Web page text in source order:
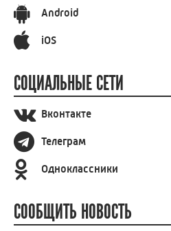
Android
iOS
СОЦИАЛЬНЫЕ СЕТИ
Вконтакте
Телеграм
Одноклассники
СООБЩИТЬ НОВОСТЬ